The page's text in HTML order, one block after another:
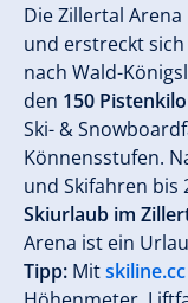
Die Zillertal
und erstreckt
nach Wald-
den 150
Ski- &
Könnensstufen.
und Skifahren bis
Skiurlaub im
Arena ist ein
Tipp: Mitskiline.cc